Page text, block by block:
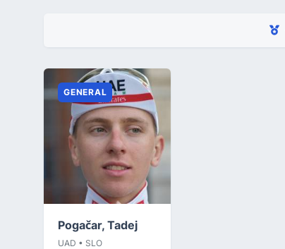
GENERAL
Pogačar, Tadej
UAD • SLO